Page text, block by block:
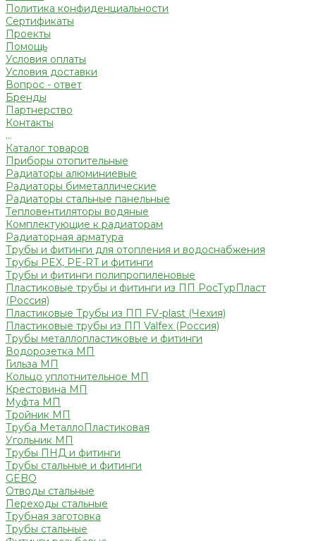
Политика конфиденциальности
Сертификаты
Проекты
Помощь
Условия оплаты
Условия доставки
Вопрос - ответ
Бренды
Партнерство
Контакты
...
Каталог товаров
Приборы отопительные
Радиаторы алюминиевые
Радиаторы биметаллические
Радиаторы стальные панельные
Тепловентиляторы водяные
Комплектующие к радиаторам
Радиаторная арматура
Трубы и фитинги для отопления и водоснабжения
Трубы PEX, PE-RT и фитинги
Трубы и фитинги полипропиленовые
Пластиковые трубы и фитинги из ПП РосТурПласт
(Россия)
Пластиковые Трубы из ПП FV-plast (Чехия)
Пластиковые трубы из ПП Valfex (Россия)
Трубы металлопластиковые и фитинги
Водорозетка МП
Гильза МП
Кольцо уплотнительное МП
Крестовина МП
Муфта МП
Тройник МП
Труба МеталлоПластиковая
Угольник МП
Трубы ПНД и фитинги
Трубы стальные и фитинги
GEBO
Отводы стальные
Переходы стальные
Трубная заготовка
Трубы стальные